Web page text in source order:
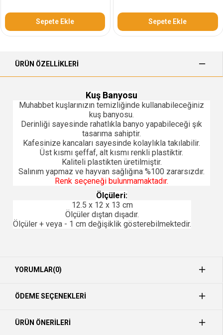
Sepete Ekle Sepete Ekle
ÜRÜN ÖZELLIKLERI
Kuş Banyosu
Muhabbet kuşlarınızın temizliğinde kullanabileceğiniz
kuş banyosu.
Derinliği sayesinde rahatlıkla banyo yapabileceği şık
tasarıma sahiptir.
Kafesinize kancaları sayesinde kolaylıkla takılabilir.
Üst kısmı şeffaf, alt kısmı renkli plastiktir.
Kaliteli plastikten üretilmiştir.
Salınım yapmaz ve hayvan sağlığına %100 zararsızdır.
Renk seçeneği bulunmamaktadır.
Ölçüleri:
12.5 x 12 x 13 cm
Ölçüler dıştan dışadır.
Ölçüler + veya - 1 cm değişiklik gösterebilmektedir.
YORUMLAR(0)
ÖDEME SEÇENEKLERI
ÜRÜN ÖNERILERI